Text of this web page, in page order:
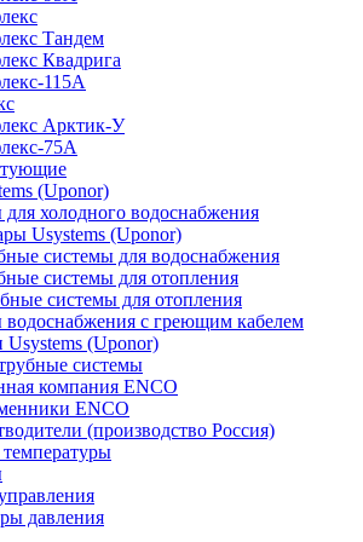
Тандем
Квадрига
115А
Арктик-У
75А
(Uponor)
холодного водоснабжения
Usystems (Uponor)
системы для водоснабжения
системы для отопления
системы для отопления
с греющим кабелем
(Uponor)
системы
компания ENCO
ENCO
(производство Россия)
давления